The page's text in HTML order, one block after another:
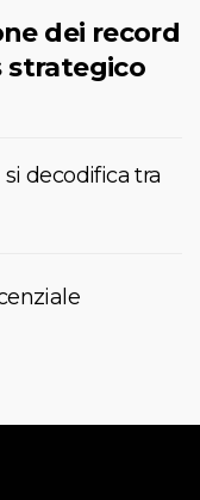
dei record
strategico
decodifica tra